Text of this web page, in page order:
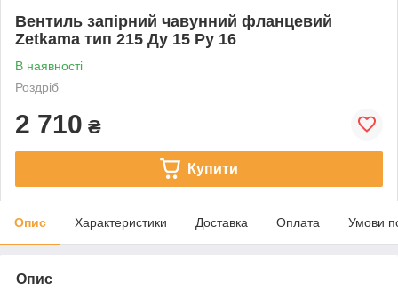
Вентиль запірний чавунний фланцевий
Zetkama тип 215 Ду 15 Ру 16
В наявності
Роздріб
2 710 ₴
Купити
Опис Характеристики Доставка Оплата Умови
Опис